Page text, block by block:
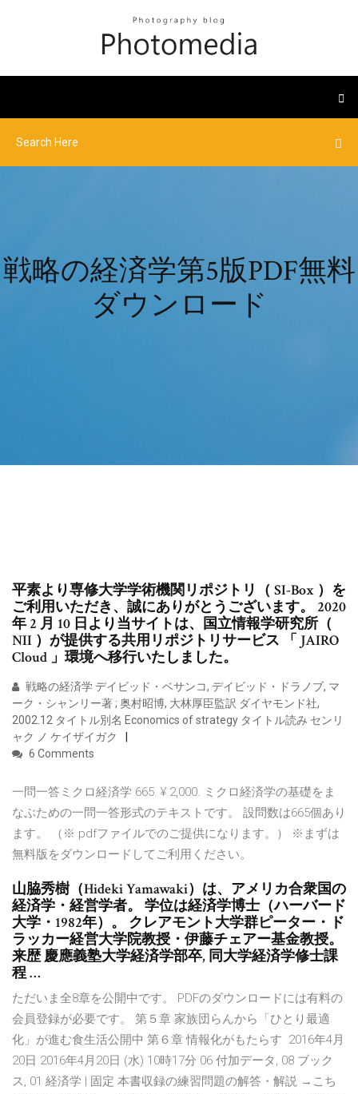
戦略の経済学第5版PDF無料
ダウンロード
平素より専修大学学術機関リポジトリ（ SI-Box ）を
ご利用いただき、誠にありがとうございます。 2020
年 2 月 10 日より当サイトは、国立情報学研究所（
NII ）が提供する共用リポジトリサービス 「 JAIRO
Cloud 」環境へ移行いたしました。
戦略の経済学 デイビッド・ベサンコ, デイビッド・ドラノブ, マ
ーク・シャンリー著 ; 奥村昭博, 大林厚臣監訳 ダイヤモンド社,
2002.12 タイトル別名 Economics of strategy タイトル読み センリ
ャク ノ ケイザイガク
6 Comments
一問一答ミクロ経済学 665. ¥ 2,000. ミクロ経済学の基礎をま
なぶための一問一答形式のテキストです。 設問数は665個あり
ます。 （※ pdfファイルでのご提供になります。） ※まずは
無料版をダウンロードしてご利用ください。
山脇秀樹（Hideki Yamawaki）は、アメリカ合衆国の
経済学・経営学者。 学位は経済学博士（ハーバード
大学・1982年）。 クレアモント大学群ピーター・ド
ラッカー経営大学院教授・伊藤チェアー基金教授。
来歴 慶應義塾大学経済学部卒, 同大学経済学修士課
程 …
ただいま全8章を公開中です。 PDFのダウンロードには有料の
会員登録が必要です。 第５章 家族団らんから「ひとり最適
化」が進む食生活公開中 第６章 情報化がもたらす 2016年4月
20日 2016年4月20日 (水) 10時17分 06 付加データ, 08 ブック
ス, 01 経済学 | 固定 本書収録の練習問題の解答・解説 →こち